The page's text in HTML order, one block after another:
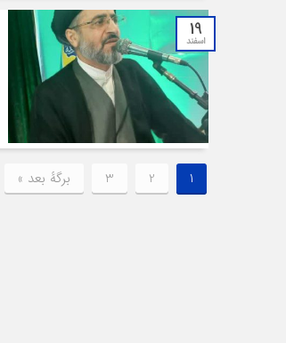
19
اسفند
1
2
3 برگهٔ بعد »